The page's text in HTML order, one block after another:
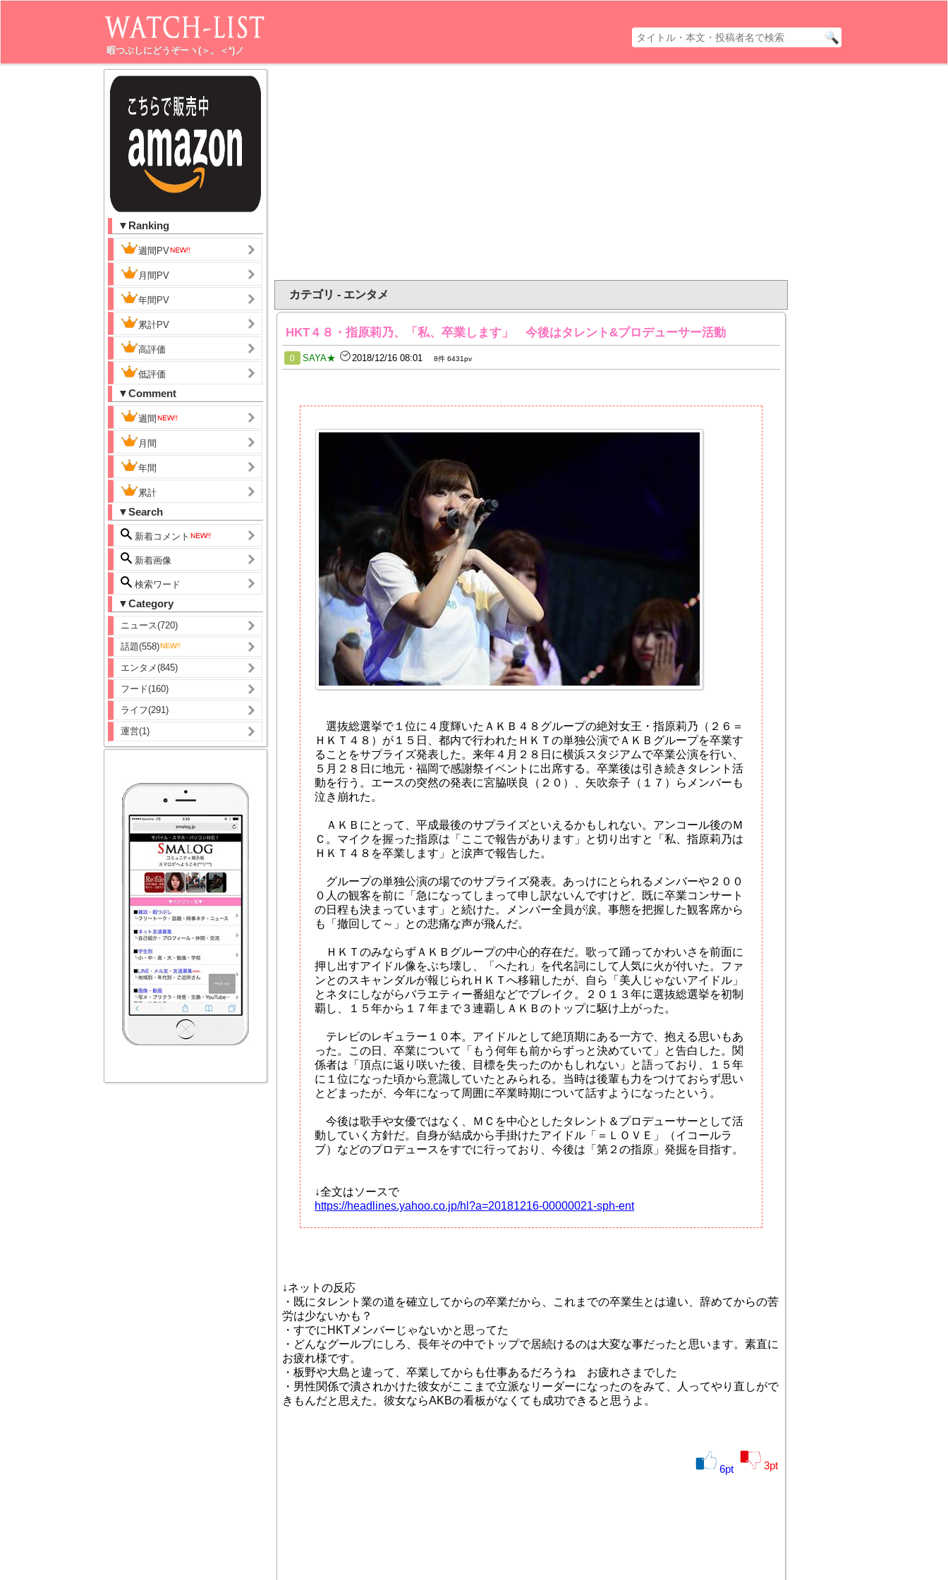
暇つぶしにどうぞーヽ(＞。＜*)ノ
▼Ranking
週間PV
月間PV
年間PV
累計PV
高評価
低評価
▼Comment
週間
月間
年間
累計
▼Search
新着コメント
新着画像
検索ワード
▼Category
ニュース(720)
話題(558)
エンタメ(845)
フード(160)
ライフ(291)
運営(1)
カテゴリ - エンタメ
HKT４８・指原莉乃、「私、卒業します」 今後はタレント&プロデューサー活動
0 SAYA★ 2018/12/16 08:01 8件 6431pv
選抜総選挙で１位に４度輝いたＡＫＢ４８グループの絶対女王・指原莉乃（２６＝
ＨＫＴ４８）が１５日、都内で行われたＨＫＴの単独公演でＡＫＢグループを卒業す
ることをサプライズ発表した。来年４月２８日に横浜スタジアムで卒業公演を行い、
５月２８日に地元・福岡で感謝祭イベントに出席する。卒業後は引き続きタレント活
動を行う。エースの突然の発表に宮脇咲良（２０）、矢吹奈子（１７）らメンバーも
泣き崩れた。
ＡＫＢにとって、平成最後のサプライズといえるかもしれない。アンコール後のＭ
Ｃ。マイクを握った指原は「ここで報告があります」と切り出すと「私、指原莉乃は
ＨＫＴ４８を卒業します」と涙声で報告した。
グループの単独公演の場でのサプライズ発表。あっけにとられるメンバーや２００
０人の観客を前に「急になってしまって申し訳ないんですけど、既に卒業コンサート
の日程も決まっています」と続けた。メンバー全員が涙。事態を把握した観客席から
も「撤回して～」との悲痛な声が飛んだ。
ＨＫＴのみならずＡＫＢグループの中心的存在だ。歌って踊ってかわいさを前面に
押し出すアイドル像をぶち壊し、「へたれ」を代名詞にして人気に火が付いた。ファ
ンとのスキャンダルが報じられＨＫＴへ移籍したが、自ら「美人じゃないアイドル」
とネタにしながらバラエティー番組などでブレイク。２０１３年に選抜総選挙を初制
覇し、１５年から１７年まで３連覇しＡＫＢのトップに駆け上がった。
テレビのレギュラー１０本。アイドルとして絶頂期にある一方で、抱える思いもあ
った。この日、卒業について「もう何年も前からずっと決めていて」と告白した。関
係者は「頂点に返り咲いた後、目標を失ったのかもしれない」と語っており、１５年
に１位になった頃から意識していたとみられる。当時は後輩も力をつけておらず思い
とどまったが、今年になって周囲に卒業時期について話すようになったという。
今後は歌手や女優ではなく、ＭＣを中心としたタレント＆プロデューサーとして活
動していく方針だ。自身が結成から手掛けたアイドル「＝ＬＯＶＥ」（イコールラ
ブ）などのプロデュースをすでに行っており、今後は「第２の指原」発掘を目指す。
↓全文はソースで
https://headlines.yahoo.co.jp/hl?a=20181216-00000021-sph-ent
↓ネットの反応
・既にタレント業の道を確立してからの卒業だから、これまでの卒業生とは違い、辞めてからの苦
労は少ないかも？
・すでにHKTメンバーじゃないかと思ってた
・どんなグールプにしろ、長年その中でトップで居続けるのは大変な事だったと思います。素直に
お疲れ様です。
・板野や大島と違って、卒業してからも仕事あるだろうね お疲れさまでした
・男性関係で潰されかけた彼女がここまで立派なリーダーになったのをみて、人ってやり直しがで
きもんだと思えた。彼女ならAKBの看板がなくても成功できると思うよ。
6pt 3pt